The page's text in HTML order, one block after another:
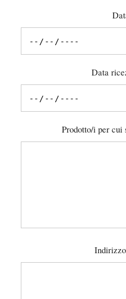
Data
Prodotto/i per